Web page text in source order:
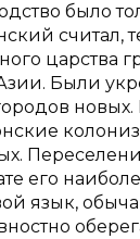
было
считал,
царства
Были
его
язык,